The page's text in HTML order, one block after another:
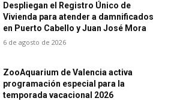
Despliegan el Registro Único de
Vivienda para atender a damnificados
en Puerto Cabello y Juan José Mora
6 de agosto de 2026
ZooAquarium de Valencia activa
programación especial para la
temporada vacacional 2026